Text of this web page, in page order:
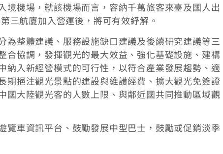
境機場，就該機場而言，容納千萬旅客來臺及國人出
三航廈加入營運後，將可有效紓解。
為整體建議、服務設施缺口建議及後續研究建議等三
合協調，發揮觀光的最大效益、強化基礎設施、建構
納入新經營模式的可行性，以符合產業發展趨勢、適
期挹注觀光景點的建設與維護經費、擴大觀光免簽證
國大陸觀光客的人數上限、與鄰近國共同推動區域觀
覽車資訊平台、鼓勵發展中型巴士，鼓勵或促銷淡季